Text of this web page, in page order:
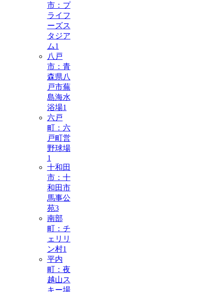
市：プ
ライフ
ーズス
タジア
ム1
八戸
市：青
森県八
戸市蕪
島海水
浴場1
六戸
町：六
戸町営
野球場
1
十和田
市：十
和田市
馬事公
苑3
南部
町：チ
ェリリ
ン村1
平内
町：夜
越山ス
キー場